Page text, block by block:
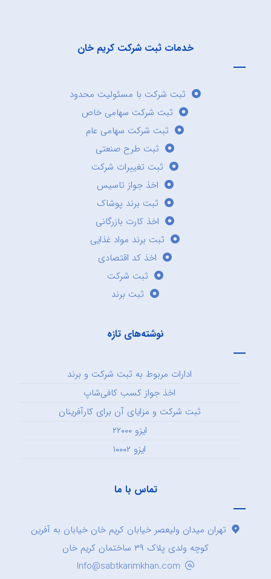
خدمات ثبت شرکت کریم خان
ثبت شرکت با مسئولیت محدود
ثبت شرکت سهامی خاص
ثبت شرکت سهامی عام
ثبت طرح صنعتی
ثبت تغییرات شرکت
اخذ جواز تاسیس
ثبت برند پوشاک
اخذ کارت بازرگانی
ثبت برند مواد غذایی
اخذ کد اقتصادی
ثبت شرکت
ثبت برند
نوشته‌های تازه
ادارات مربوط به ثبت شرکت و برند
اخذ جواز کسب کافی‌شاپ
ثبت شرکت و مزایای آن برای کارآفرینان
ایزو ۲۲۰۰۰
ایزو ۱۰۰۰۲
تماس با ما
تهران میدان ولیعصر خیابان کریم خان خیابان به آفرین
کوچه ولدی پلاک ۳۹ ساختمان کریم خان
Info@sabtkarimkhan.com